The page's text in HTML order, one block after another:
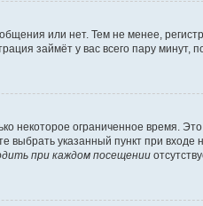
или нет. Тем не менее,
займёт у вас всего пару минут,
некоторое ограниченное время.
выбрать указанный пункт при
при каждом посещении